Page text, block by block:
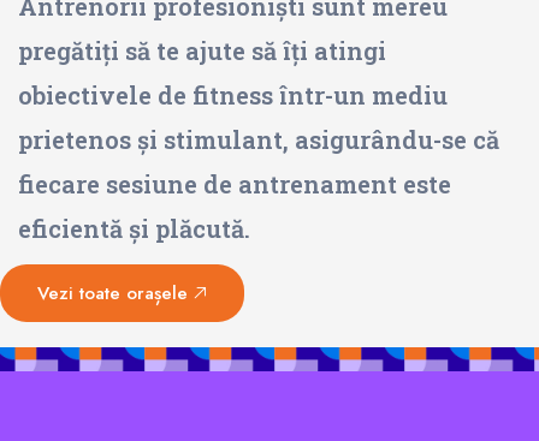
pregătiți să te ajute să îți atingi
obiectivele de fitness într-un mediu
prietenos și stimulant, asigurându-se că
fiecare sesiune de antrenament este
eficientă și plăcută.
Vezi toate orașele